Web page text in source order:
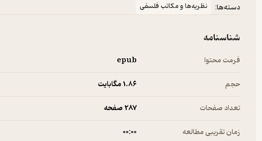
دسته‌ها:
نظریه‌ها و مکاتب فلسفی
شناسنامه
فرمت محتوا epub
حجم 1.۸۶ مگابایت
تعداد صفحات 287 صفحه
زمان تقریبی مطالعه ۰۰:۰۰